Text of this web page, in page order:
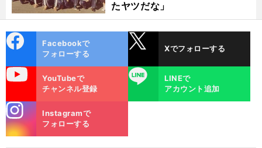
・
か
」
饒
。
たヤツだな」
ok
Facebookで
フォローする
Xでフォローする
YouTubeで
チャンネル登録
LINE
LINEで
アカウント追加
m
Instagramで
フォローする